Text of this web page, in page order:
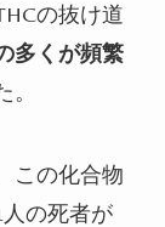
の抜け道
多くが頻繁
。
この化合物
の死者が